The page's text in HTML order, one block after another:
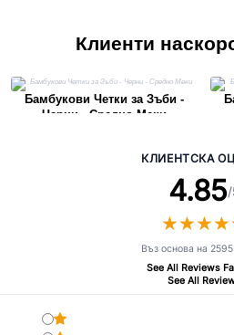
Клиенти
Бамбукови Четки за Зъби -
Черни - Средно Меки
КЛИЕНТСКА
4.85
★★★★
★★★★
Въз основа на 2595
See All Reviews
See All